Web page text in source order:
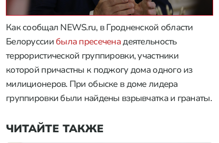
Как сообщал NEWS.ru, в Гродненской области
Белоруссии была пресеченадеятельность
террористической группировки, участники
которой причастны к поджогу дома одного из
милиционеров. При обыске в доме лидера
группировки были найдены взрывчатка и гранаты.
ЧИТАЙТЕ ТАКЖЕ